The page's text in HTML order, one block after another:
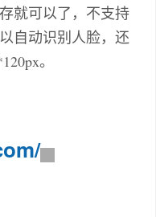
就可以了，不支持
自动识别人脸，还
。